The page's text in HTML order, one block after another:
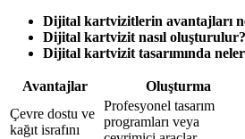
Dijital kartvizitlerin avantajları
Dijital kartvizit nasıl oluşturulur?
Dijital kartvizit tasarımında
Avantajlar Oluşturma
Çevre dostu ve
kağıt israfını
Profesyonel tasarım
programları veya